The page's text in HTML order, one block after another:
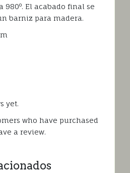
980º. El acabado final se
barniz para madera.
yet.
who have purchased
a review.